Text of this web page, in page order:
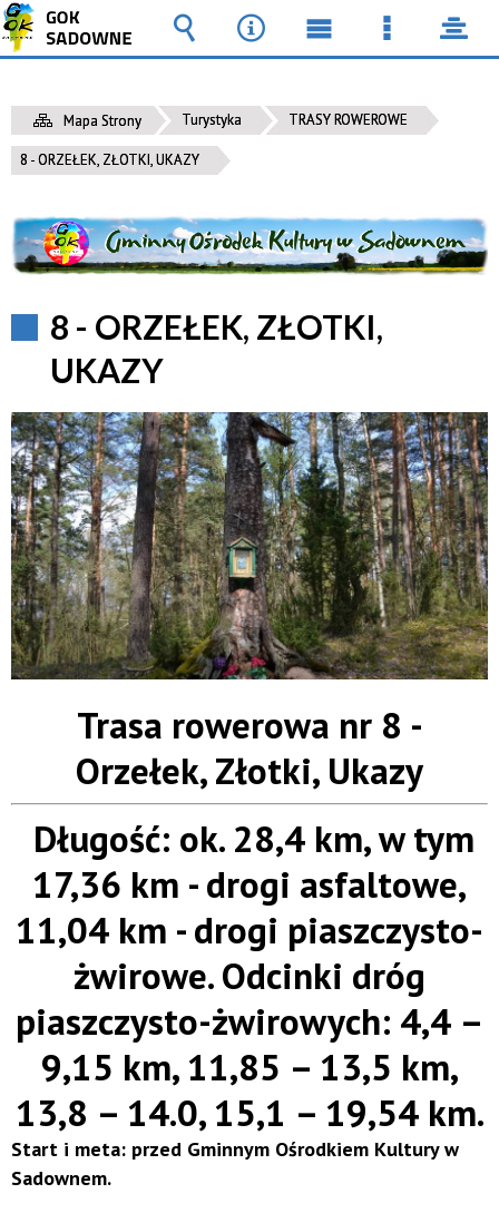
Mapa Strony Turystyka TRASY ROWEROWE
8 - ORZEŁEK, ZŁOTKI, UKAZY
8 - ORZEŁEK, ZŁOTKI,
UKAZY
Trasa rowerowa nr 8 -
Orzełek, Złotki, Ukazy
Długość: ok. 28,4 km, w tym
17,36 km - drogi asfaltowe,
11,04 km - drogi piaszczysto-
żwirowe. Odcinki dróg
piaszczysto-żwirowych: 4,4 –
9,15 km, 11,85 – 13,5 km,
13,8 – 14.0, 15,1 – 19,54 km.
Start i meta: przed Gminnym Ośrodkiem Kultury w
Sadownem.
Wyszukiwarka
Narzędzia
MenuMenu